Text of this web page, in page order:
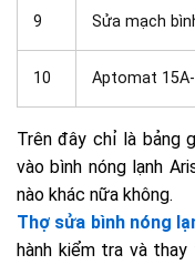
9 Sửa mạch
10 Aptomat
Trên đây chỉ là bảng
vào bình nóng lạnh
nào khác nữa không.
Thợ sửa bình nóng
hành kiểm tra và thay